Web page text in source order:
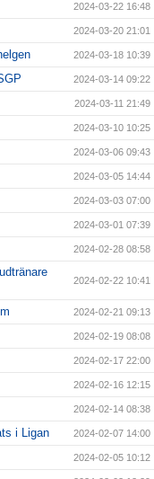
2024-03-22 16:48
2024-03-20 21:01
2024-03-18 10:39
2024-03-14 09:22
2024-03-11 21:49
2024-03-10 10:25
2024-03-06 09:43
2024-03-05 14:44
2024-03-03 07:00
2024-03-01 07:39
2024-02-28 08:58
2024-02-22 10:41
2024-02-21 09:13
2024-02-19 08:08
2024-02-17 22:00
2024-02-16 12:15
2024-02-14 08:38
i Ligan 2024-02-07 14:00
2024-02-05 10:12